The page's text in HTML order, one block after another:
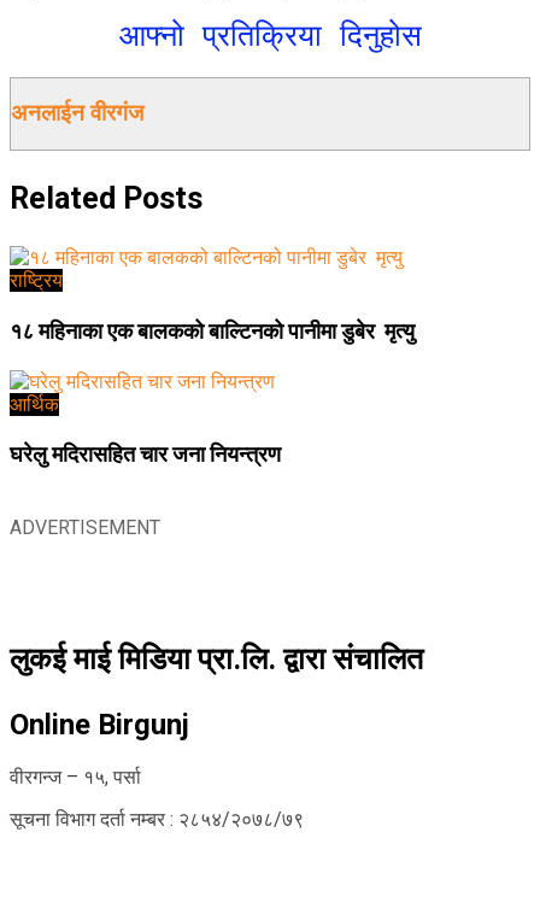
आफ्नो प्रतिक्रिया दिनुहोस
अनलाईन वीरगंज
Related Posts
राष्ट्रिय
१८ महिनाका एक बालकको बाल्टिनको पानीमा डुबेर मृत्यु
आर्थिक
घरेलु मदिरासहित चार जना नियन्त्रण
ADVERTISEMENT
लुकई माई मिडिया प्रा.लि. द्वारा संचालित
Online Birgunj
वीरगन्ज – १५, पर्सा
सूचना विभाग दर्ता नम्बर : २८५४/२०७८/७९